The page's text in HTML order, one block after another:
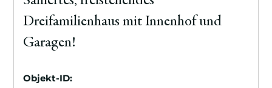
Dreifamilienhaus mit Innenhof und
Garagen!
Objekt-ID: